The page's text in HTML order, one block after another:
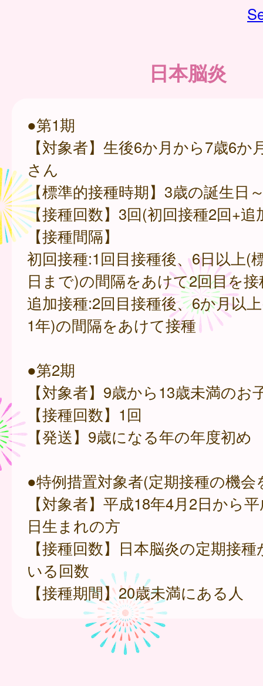
日本脳炎
●第1期
【対象者】生後6か月から7歳6か
さん
【標準的接種時期】3歳の誕生日
【接種回数】3回(初回接種2回+追
【接種間隔】
初回接種:1回目接種後、6日以上(
日まで)の間隔をあけて2回目を接
追加接種:2回目接種後、6か月以
1年)の間隔をあけて接種
●第2期
【対象者】9歳から13歳未満のお
【接種回数】1回
【発送】9歳になる年の年度初め
●特例措置対象者(定期接種の機会
【対象者】平成18年4月2日から
日生まれの方
【接種回数】日本脳炎の定期接
いる回数
【接種期間】20歳未満にある人